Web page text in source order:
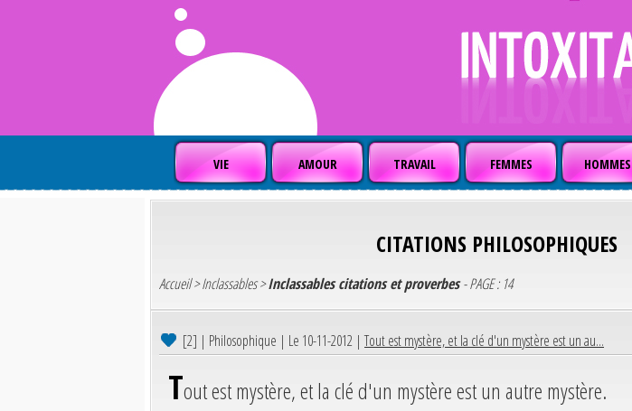
VIE AMOUR TRAVAIL FEMMES HOMMES
CITATIONS PHILOSOPHIQUES
Accueil>Inclassables>Inclassables citations et proverbes- PAGE : 14
[2] | Philosophique | Le 10-11-2012 |Tout est mystère, et la clé d'un mystère est un au...
Tout est mystère, et la clé d'un mystère est un autre mystère.